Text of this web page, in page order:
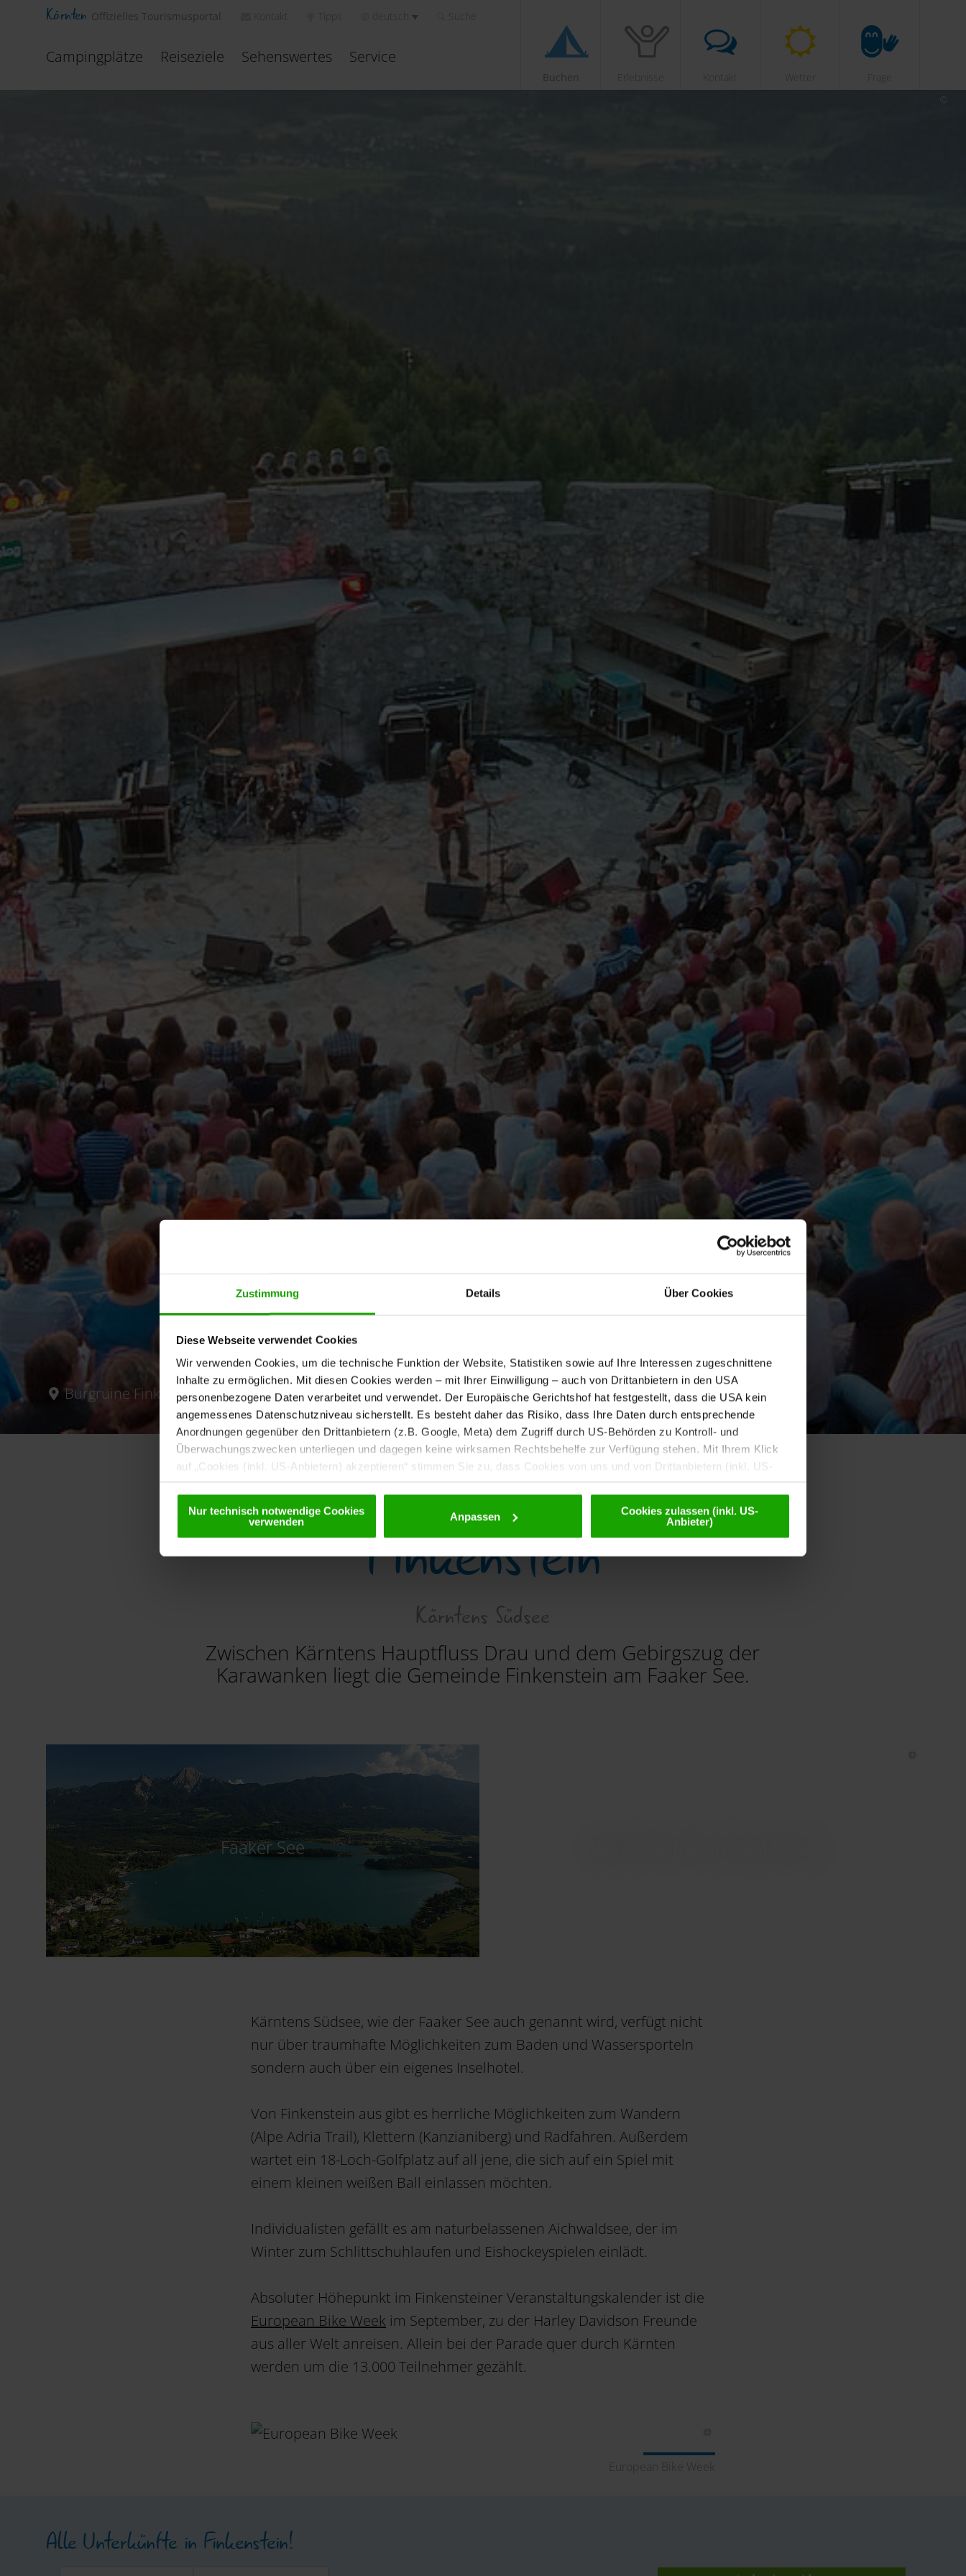
Zustimmung Details Über Cookies
Diese Webseite verwendet Cookies
Wir verwenden Cookies, um die technische Funktion der Website, Statistiken sowie auf Ihre Interessen zugeschnittene
Inhalte zu ermöglichen. Mit diesen Cookies werden – mit Ihrer Einwilligung – auch von Drittanbietern in den USA
personenbezogene Daten verarbeitet und verwendet. Der Europäische Gerichtshof hat festgestellt, dass die USA kein
angemessenes Datenschutzniveau sicherstellt. Es besteht daher das Risiko, dass Ihre Daten durch entsprechende
Anordnungen gegenüber den Drittanbietern (z.B. Google, Meta) dem Zugriff durch US-Behörden zu Kontroll- und
Überwachungszwecken unterliegen und dagegen keine wirksamen Rechtsbehelfe zur Verfügung stehen. Mit Ihrem Klick
auf „Cookies (inkl. US-Anbietern) akzeptieren“ stimmen Sie zu, dass Cookies von uns und von Drittanbietern (inkl. US-
Nur technisch notwendige Cookies
verwenden
Anpassen
Cookies zulassen (inkl. US-
Anbieter)
Kärnten Offizielles Tourismusportal
Campingplätze Reiseziele Sehenswertes Service
Buchen
Burgruine Finkenstein nach unten scrollen
Finkenstein
Kärntens Südsee
Zwischen Kärntens Hauptfluss Drau und dem Gebirgszug der
Karawanken liegt die Gemeinde Finkenstein am Faaker See.
Faaker See
Kärntens Südsee, wie der Faaker See auch genannt wird, verfügt nicht
nur über traumhafte Möglichkeiten zum Baden und Wassersporteln
sondern auch über ein eigenes Inselhotel.
Von Finkenstein aus gibt es herrliche Möglichkeiten zum Wandern
(Alpe Adria Trail), Klettern (Kanzianiberg) und Radfahren. Außerdem
wartet ein 18-Loch-Golfplatz auf all jene, die sich auf ein Spiel mit
einem kleinen weißen Ball einlassen möchten.
Individualisten gefällt es am naturbelassenen Aichwaldsee, der im
Winter zum Schlittschuhlaufen und Eishockeyspielen einlädt.
Absoluter Höhepunkt im Finkensteiner Veranstaltungskalender ist die
European Bike Week im September, zu der Harley Davidson Freunde
aus aller Welt anreisen. Allein bei der Parade quer durch Kärnten
werden um die 13.000 Teilnehmer gezählt.
European Bike Week
Alle Unterkünfte in Finkenstein!